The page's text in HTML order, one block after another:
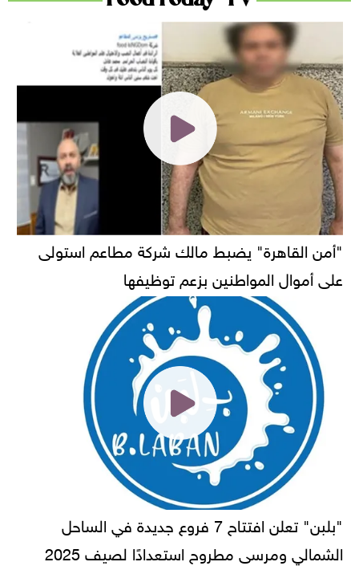
"أمن القاهرة" يضبط مالك شركة مطاعم استولى
على أموال المواطنين بزعم توظيفها
"بلبن" تعلن افتتاح 7 فروع جديدة في الساحل
الشمالي ومرسى مطروح استعدادًا لصيف 2025